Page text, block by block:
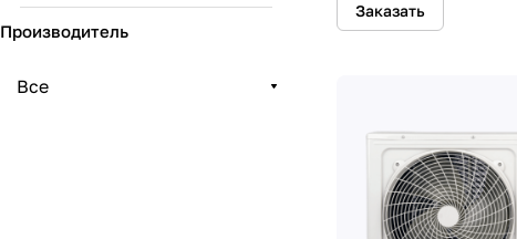
Заказать
Производитель
Все